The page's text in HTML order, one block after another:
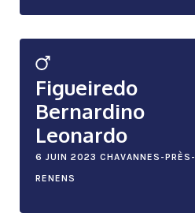
Figueiredo
Bernardino
Leonardo
6 JUIN 2023 CHAVANNES-PRÈS-
RENENS